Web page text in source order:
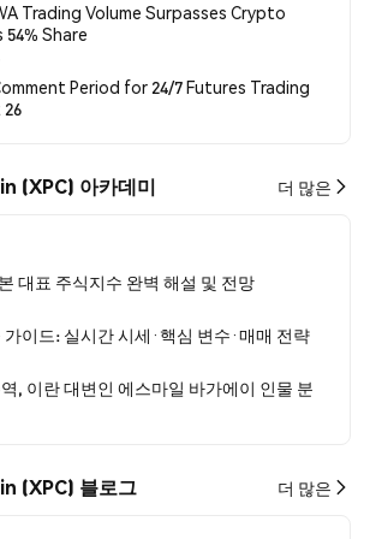
Trading Volume Surpasses Crypto
Share
Period for 24/7 Futures Trading
(XPC) 아카데미 더 많은
대표 주식지수 완벽 해설 및 전망
가이드: 실시간 시세·핵심 변수·매매 전략
, 이란 대변인 에스마일 바가에이 인물 분
(XPC) 블로그 더 많은